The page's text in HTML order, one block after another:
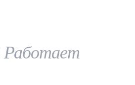
Работает